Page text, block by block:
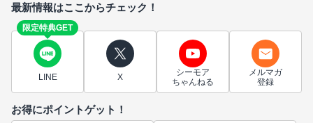
最新情報はここからチェック！
限定特典GET
LINE X
シーモア
ちゃんねる
メルマガ
登録
お得にポイントゲット！